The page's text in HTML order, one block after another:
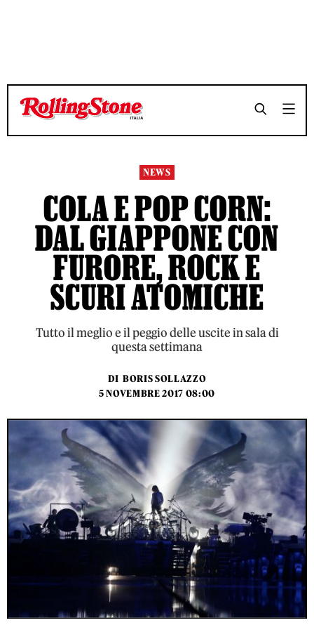
TEMPO DI LETTURA 15 MINUTI
TEMPO DI LETTURA 15 MINUTI
NEWS
COLA E POP CORN:
DAL GIAPPONE CON
FURORE, ROCK E
SCURI ATOMICHE
Tutto il meglio e il peggio delle uscite in sala di
questa settimana
DI BORIS SOLLAZZO
5 NOVEMBRE 2017 08:00